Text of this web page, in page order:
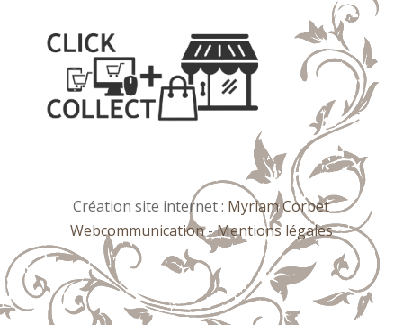
Création site internet : Myriam Corbet
Webcommunication-Mentions légales